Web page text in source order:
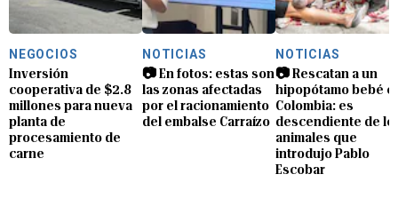
NEGOCIOS
Inversión
cooperativa de $2.8
millones para nueva
planta de
procesamiento de
carne
NOTICIAS
📷 En fotos: estas son
las zonas afectadas
por el racionamiento
del embalse Carraízo
NOTICIAS
📷 Rescatan a un
hipopótamo bebé
Colombia: es
descendiente de
animales que
introdujo Pablo
Escobar